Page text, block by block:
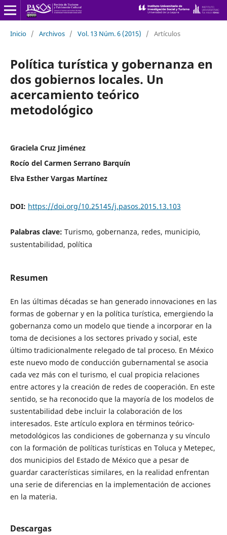
Inicio / Archivos / Vol. 13 Núm. 6 (2015) / Artículos
Política turística y gobernanza en
dos gobiernos locales. Un
acercamiento teórico
metodológico
Graciela Cruz Jiménez
Rocío del Carmen Serrano Barquín
Elva Esther Vargas Martínez
DOI: https://doi.org/10.25145/j.pasos.2015.13.103
Palabras clave: Turismo, gobernanza, redes, municipio,
sustentabilidad, política
Resumen
En las últimas décadas se han generado innovaciones en las
formas de gobernar y en la política turística, emergiendo la
gobernanza como un modelo que tiende a incorporar en la
toma de decisiones a los sectores privado y social, este
último tradicionalmente relegado de tal proceso. En México
este nuevo modo de conducción gubernamental se asocia
cada vez más con el turismo, el cual propicia relaciones
entre actores y la creación de redes de cooperación. En este
sentido, se ha reconocido que la mayoría de los modelos de
sustentabilidad debe incluir la colaboración de los
interesados. Este artículo explora en términos teórico-
metodológicos las condiciones de gobernanza y su vínculo
con la formación de políticas turísticas en Toluca y Metepec,
dos municipios del Estado de México que a pesar de
guardar características similares, en la realidad enfrentan
una serie de diferencias en la implementación de acciones
en la materia.
Descargas